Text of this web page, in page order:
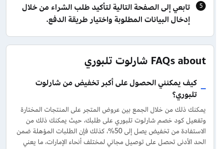
تابعي إلى الصفحة التالية لتأكيد طلب الشراء من خلال
إدخال البيانات المطلوبة واختيار طريقة الدفع.
FAQs about شارلوت تلبوري
كيف يمكنني الحصول على أكبر تخفيض من شارلوت
تلبوري؟
يمكنك ذلك من خلال الجمع بين عروض المتجر على المنتجات المختارة
وتفعيل كود خصم شارلوت تلبوري على طلبك، حيث يمكنك ذلك من
الاستفادة من تخفيض يصل إلى 50%، كذلك فإن الطلبات المؤهلة ضمن
الحد الأدنى تحصل على توصيل مجاني لمختلف أنحاء الإمارات، ما يعني